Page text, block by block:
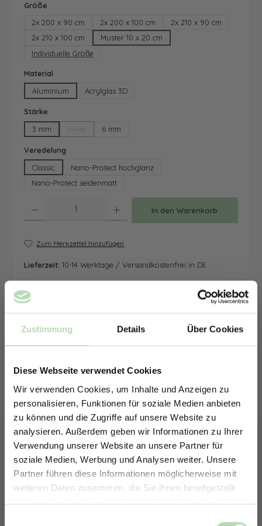
Zustimmung Details Über Cookies
Diese Webseite verwendet Cookies
Wir verwenden Cookies, um Inhalte und Anzeigen zu
personalisieren, Funktionen für soziale Medien anbieten
zu können und die Zugriffe auf unsere Website zu
analysieren. Außerdem geben wir Informationen zu Ihrer
Verwendung unserer Website an unsere Partner für
soziale Medien, Werbung und Analysen weiter. Unsere
Partner führen diese Informationen möglicherweise mit
weiteren Daten zusammen, die Sie ihnen bereitgestellt
haben oder die sie im Rahmen Ihrer Nutzung der Dienste
Größe
2x 200 x 90 cm
2x 200 x 100 cm
2x 210 x 90 cm
2x 210 x 100 cm
Muster 10 x 20 cm
Individuelle Größe
Material
Aluminium
Acrylglas 3D
Stärke
3 mm
(Diese Option ist zurzeit nicht verfügbar.)
6 mm
Veredelung
Classic
Nano-Protect hochglanz
Nano-Protect seidenmatt
In den Warenkorb
Zum Merkzettel hinzufügen
Lieferzeit: 10-14 Werktage / Versandkostenfrei in DE
ERHALTE 5% RABATT AUF
DEINE RÜCKWÄNDE